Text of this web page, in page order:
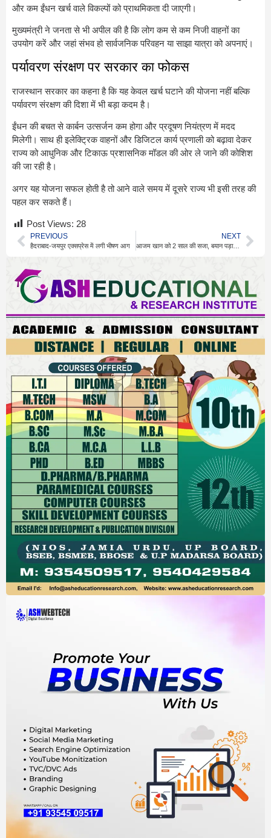
और कम ईंधन खर्च वाले विकल्पों को प्राथमिकता दी जाएगी।
मुख्यमंत्री ने जनता से भी अपील की है कि लोग कम से कम निजी वाहनों का
उपयोग करें और जहां संभव हो सार्वजनिक परिवहन या साझा यात्रा को अपनाएं।
पर्यावरण संरक्षण पर सरकार का फोकस
राजस्थान सरकार का कहना है कि यह केवल खर्च घटाने की योजना नहीं बल्कि
पर्यावरण संरक्षण की दिशा में भी बड़ा कदम है।
ईंधन की बचत से कार्बन उत्सर्जन कम होगा और प्रदूषण नियंत्रण में मदद
मिलेगी। साथ ही इलेक्ट्रिक वाहनों और डिजिटल कार्य प्रणाली को बढ़ावा देकर
राज्य को आधुनिक और टिकाऊ प्रशासनिक मॉडल की ओर ले जाने की कोशिश
की जा रही है।
अगर यह योजना सफल होती है तो आने वाले समय में दूसरे राज्य भी इसी तरह की
पहल कर सकते हैं।
Post Views: 28
PREVIOUS
हैदराबाद-जयपुर एक्सप्रेस में लगी भीषण आग
NEXT
आजम खान को 2 साल की सजा, बयान पड़ा भारी